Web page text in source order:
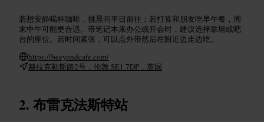
若想安静喝杯咖啡，挑晨间平日前往；若打算和朋友吃早午餐，周
末中午可能更合适。带笔记本来办公或开会时，建议选择靠墙或吧
台的座位。若时间紧张，可以点外带然后在附近边走边吃。
https://beeyondcafe.com/
赫拉克勒斯路2号，伦敦 SE1 7DP，英国
布雷克法斯特站